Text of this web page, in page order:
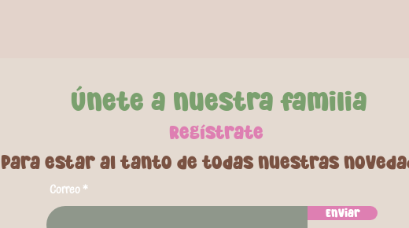
diversión y
•Colores
Únete a nuestra familia
Regístrate
para estar al tanto de todas nuestras
Correo
Enviar